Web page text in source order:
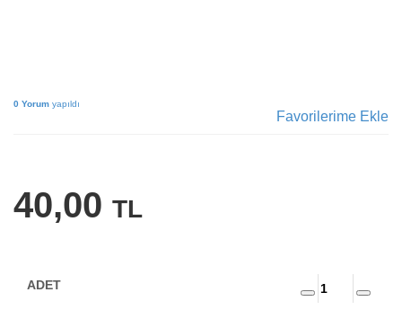
0 Yorum yapıldı
Favorilerime Ekle
40,00 TL